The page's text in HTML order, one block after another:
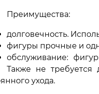
Преимущества:
долговечность.
фигуры прочные и
обслуживание:
Также не требуется
ухода.